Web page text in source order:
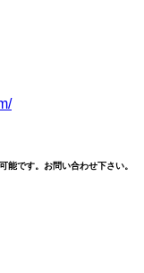
能です。お問い合わせ下さい。